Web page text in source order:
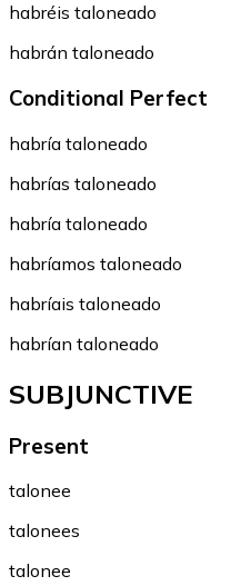
habréis taloneado
habrán taloneado
Conditional Perfect
habría taloneado
habrías taloneado
habría taloneado
habríamos taloneado
habríais taloneado
habrían taloneado
SUBJUNCTIVE
Present
talonee
talonees
talonee